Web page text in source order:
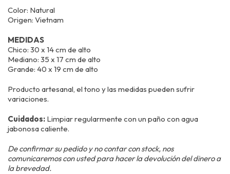
Color: Natural
Origen: Vietnam
MEDIDAS
Chico: 30 x 14 cm de alto
Mediano: 35 x 17 cm de alto
Grande: 40 x 19 cm de alto
Producto artesanal, el tono y las medidas pueden sufrir
variaciones.
Cuidados: Limpiar regularmente con un paño con agua
jabonosa caliente.
De confirmar su pedido y no contar con stock, nos
comunicaremos con usted para hacer la devolución del dinero a
la brevedad.